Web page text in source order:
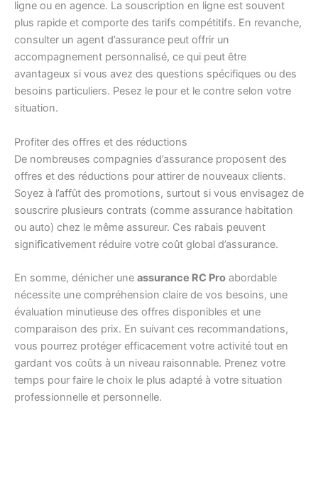
ligne ou en agence. La souscription en ligne est souvent
plus rapide et comporte des tarifs compétitifs. En revanche,
consulter un agent d’assurance peut offrir un
accompagnement personnalisé, ce qui peut être
avantageux si vous avez des questions spécifiques ou des
besoins particuliers. Pesez le pour et le contre selon votre
situation.
Profiter des offres et des réductions
De nombreuses compagnies d’assurance proposent des
offres et des réductions pour attirer de nouveaux clients.
Soyez à l’affût des promotions, surtout si vous envisagez de
souscrire plusieurs contrats (comme assurance habitation
ou auto) chez le même assureur. Ces rabais peuvent
significativement réduire votre coût global d’assurance.
En somme, dénicher une assurance RC Pro abordable
nécessite une compréhension claire de vos besoins, une
évaluation minutieuse des offres disponibles et une
comparaison des prix. En suivant ces recommandations,
vous pourrez protéger efficacement votre activité tout en
gardant vos coûts à un niveau raisonnable. Prenez votre
temps pour faire le choix le plus adapté à votre situation
professionnelle et personnelle.